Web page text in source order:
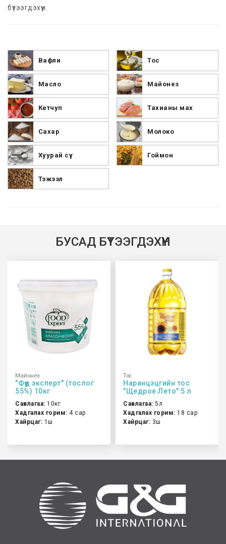
Вафли Тос
Масло Майонез
Кетчуп Тахианы мах
Сахар Молоко
Хуурай сүү Гоймон
Тэжээл
бүтээгдэхүүн.
БУСАД БҮТЭЭГДЭХҮҮН
Майонез
"Фүүд эксперт" (тослог
55%) 10кг
Савлагаа: 10кг
Хадгалах горим: 4 сар
Хайрцаг: 1ш
Тос
Наранцэцгийн тос
"Щедрое Лето" 5 л
Савлагаа: 5л
Хадгалах горим: 18 сар
Хайрцаг: 3ш